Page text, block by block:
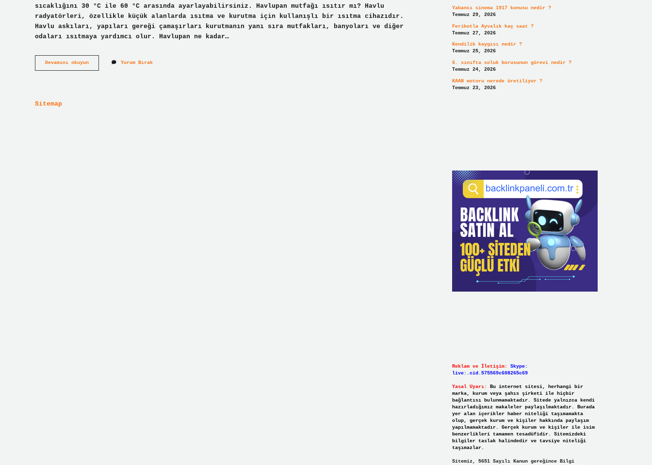
sıcaklığını 30 °C ile 60 °C arasında ayarlayabilirsiniz. Havlupan mutfağı ısıtır mı? Havlu
radyatörleri, özellikle küçük alanlarda ısıtma ve kurutma için kullanışlı bir ısıtma cihazıdır.
Havlu askıları, yapıları gereği çamaşırları kurutmanın yanı sıra mutfakları, banyoları ve diğer
odaları ısıtmaya yardımcı olur. Havlupan ne kadar…
Devamını okuyunHavlupan
Petek
Yorum Bırak
Sitemap
Yabancı sinema 1917 konusu nedir ?
Temmuz 29, 2026
Feribotla Ayvalık kaç saat ?
Temmuz 27, 2026
Kendilik kaygısı nedir ?
Temmuz 25, 2026
6. sınıfta soluk borusunun görevi nedir ?
Temmuz 24, 2026
KAAN motoru nerede üretiliyor ?
Temmuz 23, 2026
Reklam ve İletişim:
Skype:
live:.cid.575569c608265c69
Yasal Uyarı:
Bu internet sitesi, herhangi bir
marka, kurum veya şahıs şirketi ile hiçbir
bağlantısı bulunmamaktadır. Sitede yalnızca kendi
hazırladığımız makaleler paylaşılmaktadır. Burada
yer alan içerikler haber niteliği taşımamakta
olup, gerçek kurum ve kişiler hakkında paylaşım
yapılmamaktadır. Gerçek kurum ve kişiler ile isim
benzerlikleri tamamen tesadüfidir. Sitemizdeki
bilgiler taslak halindedir ve tavsiye niteliği
taşımazlar.
Sitemiz, 5651 Sayılı Kanun gereğince Bilgi